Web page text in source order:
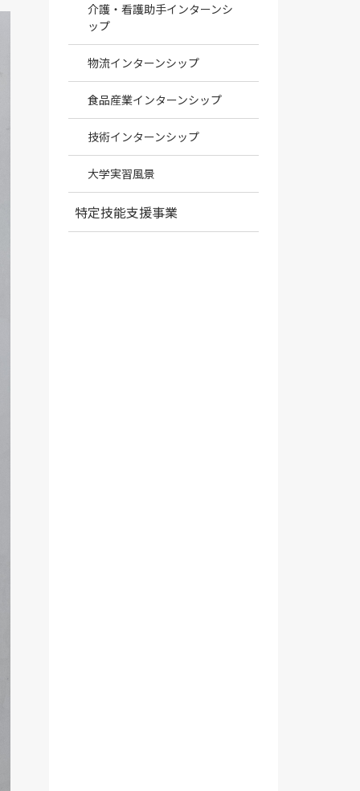
介護・看護助手インターンシ
ップ
物流インターンシップ
食品産業インターンシップ
技術インターンシップ
大学実習風景
特定技能支援事業